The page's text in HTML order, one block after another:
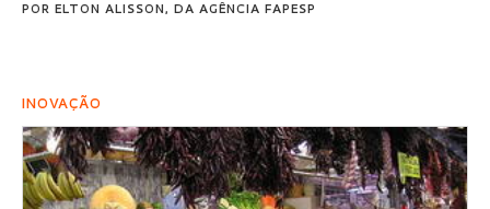
POR ELTON ALISSON, DA AGÊNCIA FAPESP
INOVAÇÃO